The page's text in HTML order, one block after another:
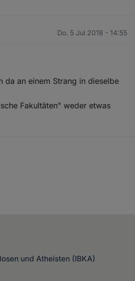
Do. 5 Jul 2018 - 14:55
da an einem Strang in dieselbe
Fakultäten" weder etwas
und Atheisten (IBKA)